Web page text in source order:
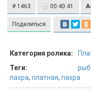
# 1463 00:40:41
Поделиться
Категория ролика:
Теги:
пахра, платная, пахра